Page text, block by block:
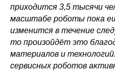
приходится 3,5 тысячи
масштабе роботы пока
изменится в течение
то произойдёт это
материалов и
сервисных роботов